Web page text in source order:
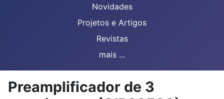
Novidades
Projetos e Artigos
Revistas
mais ...
Preamplificador de 3